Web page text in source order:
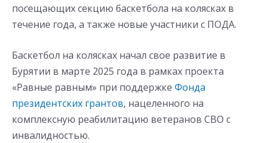
посещающих секцию баскетбола на колясках в
течение года, а также новые участники с ПОДА.
Баскетбол на колясках начал свое развитие в
Бурятии в марте 2025 года в рамках проекта
«Равные равным» при поддержке Фонда
президентских грантов, нацеленного на
комплексную реабилитацию ветеранов СВО с
инвалидностью.